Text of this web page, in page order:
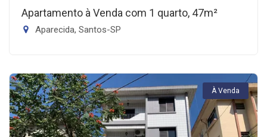
Apartamento à Venda com 1 quarto, 47m²
Aparecida, Santos-SP
À Venda